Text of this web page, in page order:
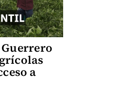
a